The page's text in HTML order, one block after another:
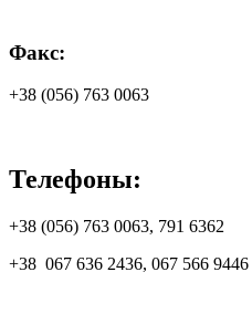
Факс:
+38 (056) 763 0063
Телефоны:
+38 (056) 763 0063, 791 6362
+38 067 636 2436, 067 566 9446